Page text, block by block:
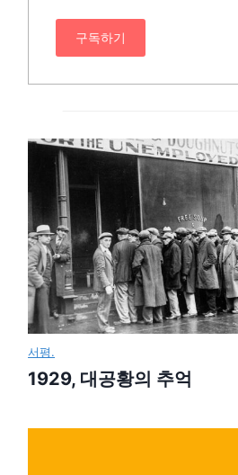
구독하기
서평.
1929, 대공황의 추억